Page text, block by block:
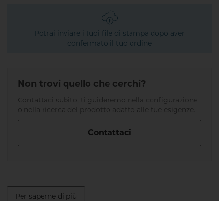
Potrai inviare i tuoi file di stampa dopo aver
confermato il tuo ordine
Non trovi quello che cerchi?
Contattaci subito, ti guideremo nella configurazione
o nella ricerca del prodotto adatto alle tue esigenze.
Contattaci
Per saperne di più